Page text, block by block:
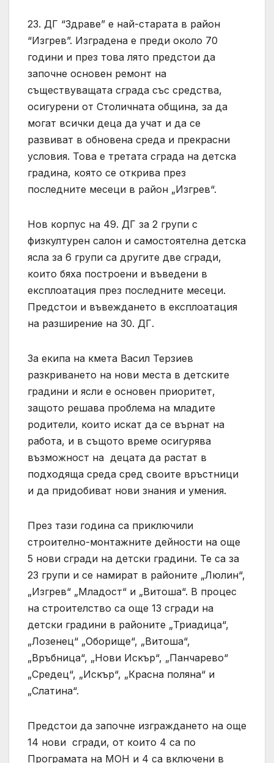
23. ДГ “Здраве” е най-старата в район
“Изгрев”. Изградена е преди около 70
години и през това лято предстои да
започне основен ремонт на
съществуващата сграда със средства,
осигурени от Столичната община, за да
могат всички деца да учат и да се
развиват в обновена среда и прекрасни
условия. Това е третата сграда на детска
градина, която се открива през
последните месеци в район „Изгрев“.
Нов корпус на 49. ДГ за 2 групи с
физкултурен салон и самостоятелна детска
ясла за 6 групи са другите две сгради,
които бяха построени и въведени в
експлоатация през последните месеци.
Предстои и въвеждането в експлоатация
на разширение на 30. ДГ.
За екипа на кмета Васил Терзиев
разкриването на нови места в детските
градини и ясли е основен приоритет,
защото решава проблема на младите
родители, които искат да се върнат на
работа, и в същото време осигурява
възможност на децата да растат в
подходяща среда сред своите връстници
и да придобиват нови знания и умения.
През тази година са приключили
строително-монтажните дейности на още
5 нови сгради на детски градини. Те са за
23 групи и се намират в районите „Люлин“,
„Изгрев“ „Младост“ и „Витоша“. В процес
на строителство са още 13 сгради на
детски градини в районите „Триадица“,
„Лозенец“ „Оборище“, „Витоша“,
„Връбница“, „Нови Искър“, „Панчарево“
„Средец“, „Искър“, „Красна поляна“ и
„Слатина“.
Предстои да започне изграждането на още
14 нови сгради, от които 4 са по
Програмата на МОН и 4 са включени в